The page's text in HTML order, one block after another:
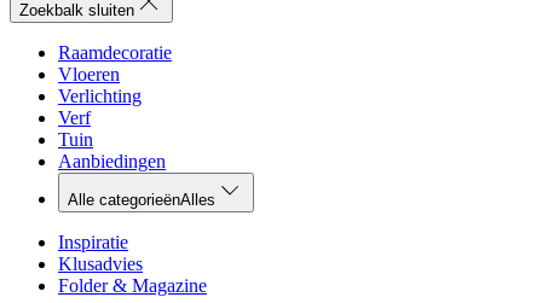
Zoekbalk sluiten
Raamdecoratie
Vloeren
Verlichting
Verf
Tuin
Aanbiedingen
Alle categorieënAlles
Inspiratie
Klusadvies
Folder & Magazine